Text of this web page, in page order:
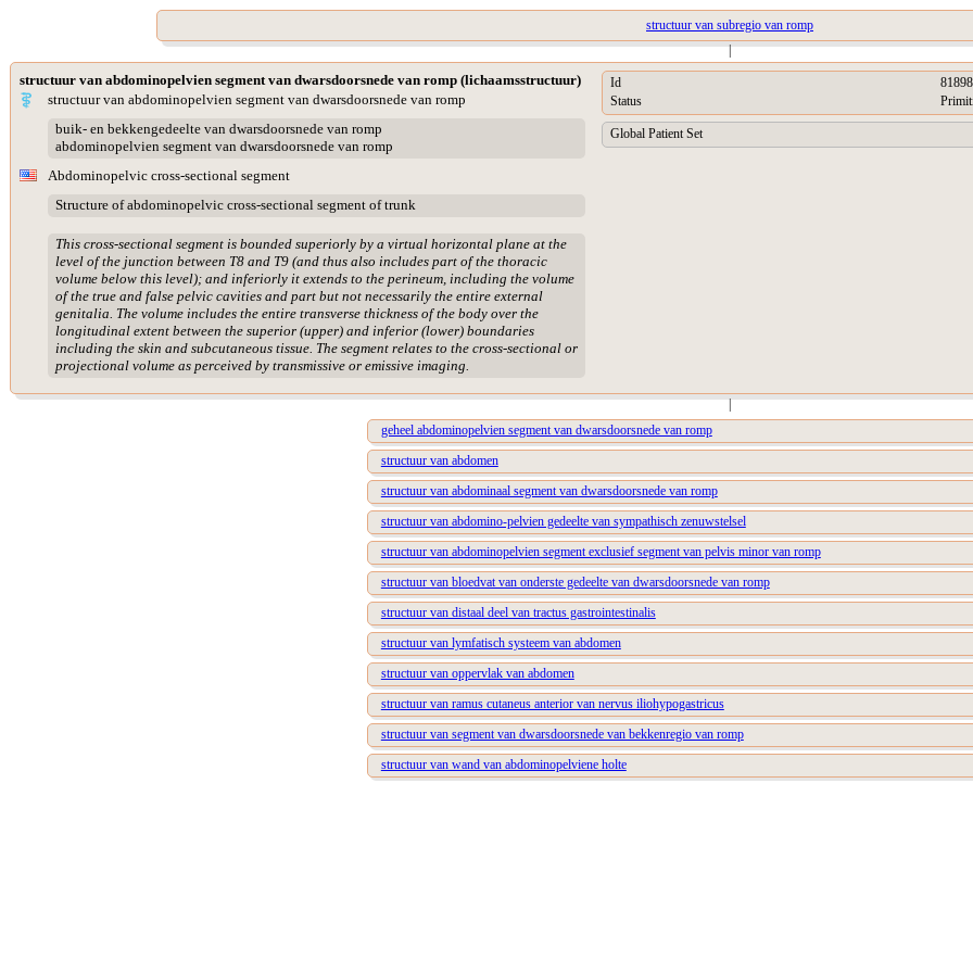
structuur van subregio van romp
|
structuur van abdominopelvien segment van dwarsdoorsnede van romp (lichaamsstructuur)
structuur van abdominopelvien segment van dwarsdoorsnede van romp
buik- en bekkengedeelte van dwarsdoorsnede van romp
abdominopelvien segment van dwarsdoorsnede van romp
Abdominopelvic cross-sectional segment
Structure of abdominopelvic cross-sectional segment of trunk
This cross-sectional segment is bounded superiorly by a virtual horizontal plane at the
level of the junction between T8 and T9 (and thus also includes part of the thoracic
volume below this level); and inferiorly it extends to the perineum, including the volume
of the true and false pelvic cavities and part but not necessarily the entire external
genitalia. The volume includes the entire transverse thickness of the body over the
longitudinal extent between the superior (upper) and inferior (lower) boundaries
including the skin and subcutaneous tissue. The segment relates to the cross-sectional or
projectional volume as perceived by transmissive or emissive imaging.
Id
Status
Global Patient Set
|
geheel abdominopelvien segment van dwarsdoorsnede van romp
structuur van abdomen
structuur van abdominaal segment van dwarsdoorsnede van romp
structuur van abdomino-pelvien gedeelte van sympathisch zenuwstelsel
structuur van abdominopelvien segment exclusief segment van pelvis minor van romp
structuur van bloedvat van onderste gedeelte van dwarsdoorsnede van romp
structuur van distaal deel van tractus gastrointestinalis
structuur van lymfatisch systeem van abdomen
structuur van oppervlak van abdomen
structuur van ramus cutaneus anterior van nervus iliohypogastricus
structuur van segment van dwarsdoorsnede van bekkenregio van romp
structuur van wand van abdominopelviene holte